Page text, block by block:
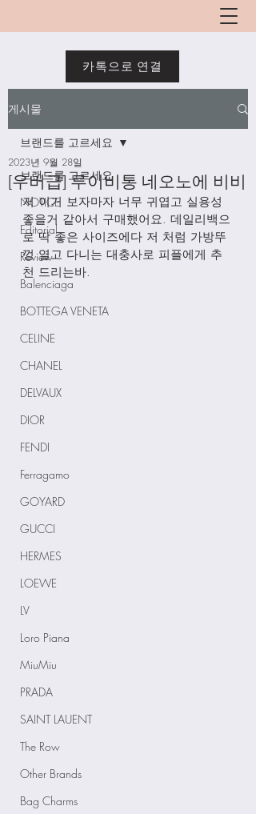
카톡으로 연결
게시물
브랜드를 고르세요
NOTICE
Editorial
Review
Balenciaga
BOTTEGA VENETA
CELINE
CHANEL
DELVAUX
DIOR
FENDI
Ferragamo
GOYARD
GUCCI
HERMES
LOEWE
LV
Loro Piana
MiuMiu
PRADA
SAINT LAUENT
The Row
Other Brands
Bag Charms
브랜드를 고르세요
[우버급] 루이비통 네오노에 비비
2023년 9월 28일
저 이거 보자마자 너무 귀엽고 실용성
좋을거 같아서 구매했어요. 데일리백으
로 딱 좋은 사이즈에다 저 처럼 가방뚜
껑 열고 다니는 대충사로 피플에게 추
천 드리는바.